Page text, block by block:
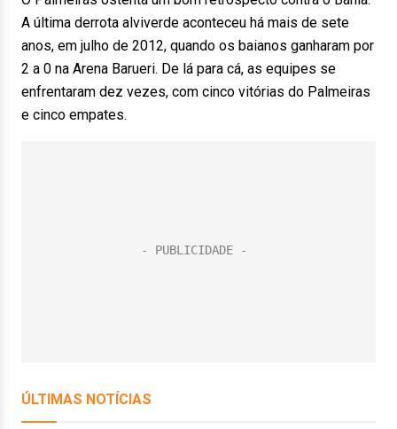
A última derrota alviverde aconteceu há mais de sete
anos, em julho de 2012, quando os baianos ganharam por
2 a 0 na Arena Barueri. De lá para cá, as equipes se
enfrentaram dez vezes, com cinco vitórias do Palmeiras
e cinco empates.